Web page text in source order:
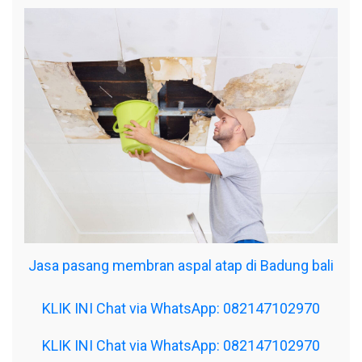
Jasa pasang membran aspal atap di Badung bali
KLIK INI Chat via WhatsApp: 082147102970
KLIK INI Chat via WhatsApp: 082147102970